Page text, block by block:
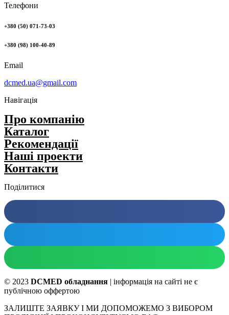
Телефони
+380 (50) 071-73-03
+380 (98) 100-40-89
Email
dcmed.ua@gmail.com
Навігація
Про компанію
Каталог
Рекомендації
Нашi проекти
Контакти
Поділитися
© 2023 DCMED обладнання | інформація на сайті не є
публічною оффертою
ЗАЛИШТЕ ЗАЯВКУ І МИ ДОПОМОЖЕМО З ВИБОРОМ